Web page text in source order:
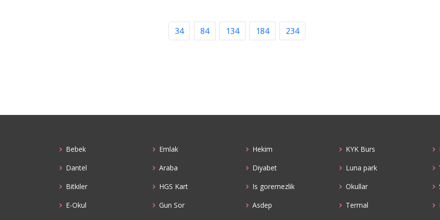
34 84 134 184 234
Bebek
Dantel
Bitkiler
E-Okul
Emlak
Araba
HGS Kart
Gun Sor
Hekim
Diyabet
Is goremezlik
Asdep
KYK Burs
Luna park
Okullar
Termal